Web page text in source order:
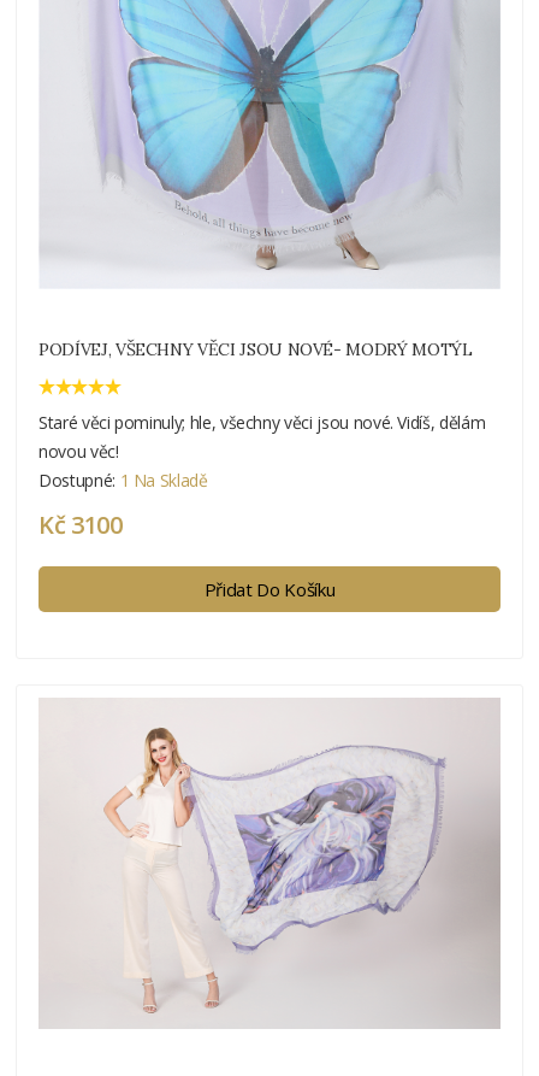
PODÍVEJ, VŠECHNY VĚCI JSOU NOVÉ- MODRÝ MOTÝL
Staré věci pominuly; hle, všechny věci jsou nové. Vidíš, dělám
novou věc!
Dostupné: 1 Na Skladě
Kč 3100
Přidat Do Košíku